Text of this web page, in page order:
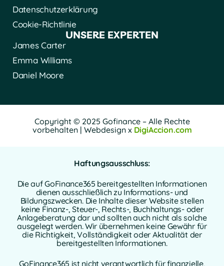
Datenschutzerklärung
Cookie-Richtlinie
UNSERE EXPERTEN
James Carter
Emma Williams
Daniel Moore
Copyright © 2025 Gofinance – Alle Rechte
vorbehalten | Webdesign x DigiAccion.com
Haftungsausschluss:
Die auf GoFinance365 bereitgestellten Informationen
dienen ausschließlich zu Informations- und
Bildungszwecken. Die Inhalte dieser Website stellen
keine Finanz-, Steuer-, Rechts-, Buchhaltungs- oder
Anlageberatung dar und sollten auch nicht als solche
ausgelegt werden. Wir übernehmen keine Gewähr für
die Richtigkeit, Vollständigkeit oder Aktualität der
bereitgestellten Informationen.
GoFinance365 ist nicht verantwortlich für finanzielle,